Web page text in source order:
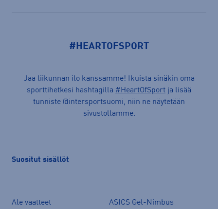
#HEARTOFSPORT
Jaa liikunnan ilo kanssamme! Ikuista sinäkin oma
sporttihetkesi hashtagilla #HeartOfSport ja lisää
tunniste @intersportsuomi, niin ne näytetään
sivustollamme.
Suositut sisällöt
Ale vaatteet
ASICS Gel-Nimbus